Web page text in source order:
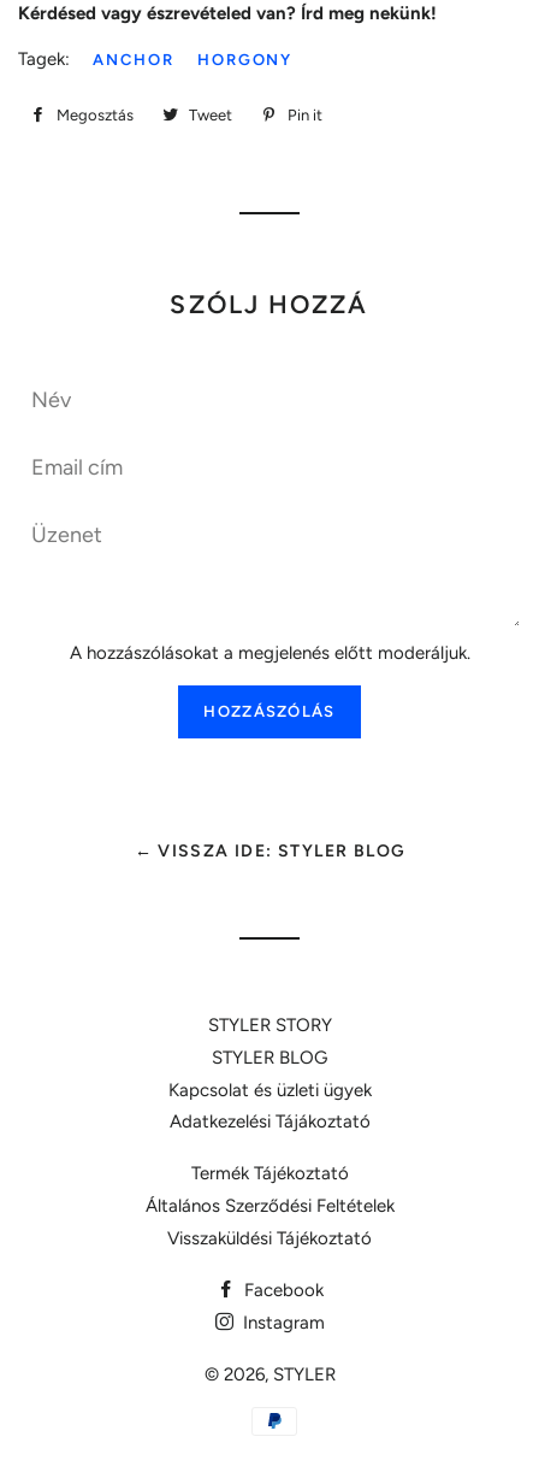
Kérdésed vagy észrevételed van? Írd meg nekünk!
Tagek: ANCHOR HORGONY
Megosztás
Megosztás
Tweet
Megosztás
Pin it
SZÓLJ HOZZÁ
cím
Üzenet
A hozzászólásokat a megjelenés előtt moderáljuk.
← VISSZA IDE: STYLER BLOG
STYLER STORY
STYLER BLOG
Kapcsolat és üzleti ügyek
Adatkezelési Tájákoztató
Termék Tájékoztató
Általános Szerződési Feltételek
Visszaküldési Tájékoztató
Facebook
Instagram
© 2026, STYLER
Fizetési